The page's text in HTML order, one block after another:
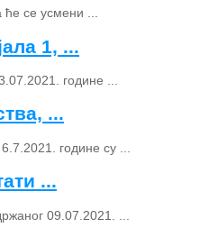
се усмени ...
1, ...
године ...
...
године су ...
...
09.07.2021. ...